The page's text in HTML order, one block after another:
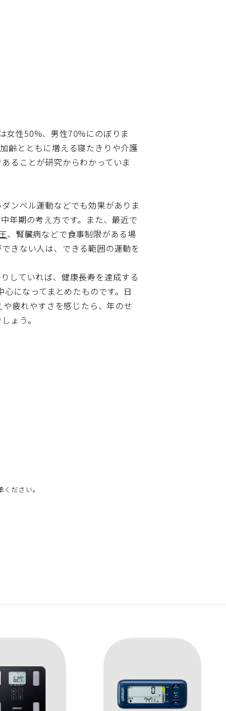
女性50%、男性70%にのぼりま
齢とともに増える寝たきりや介護
ることが研究からわかっていま
ンベル運動などでも効果がありま
年期の考え方です。また、最近で
、腎臓病などで食事制限がある場
きない人は、できる範囲の運動を
していれば、健康長寿を達成する
になってまとめたものです。日
疲れやすさを感じたら、年のせ
ょう。
ださい。